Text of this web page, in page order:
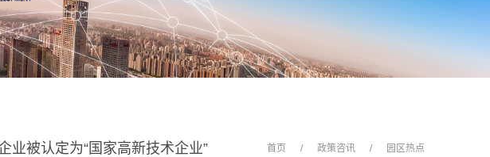
首页 / 政策咨讯 / 园区热点
业被认定为“国家高新技术企业”